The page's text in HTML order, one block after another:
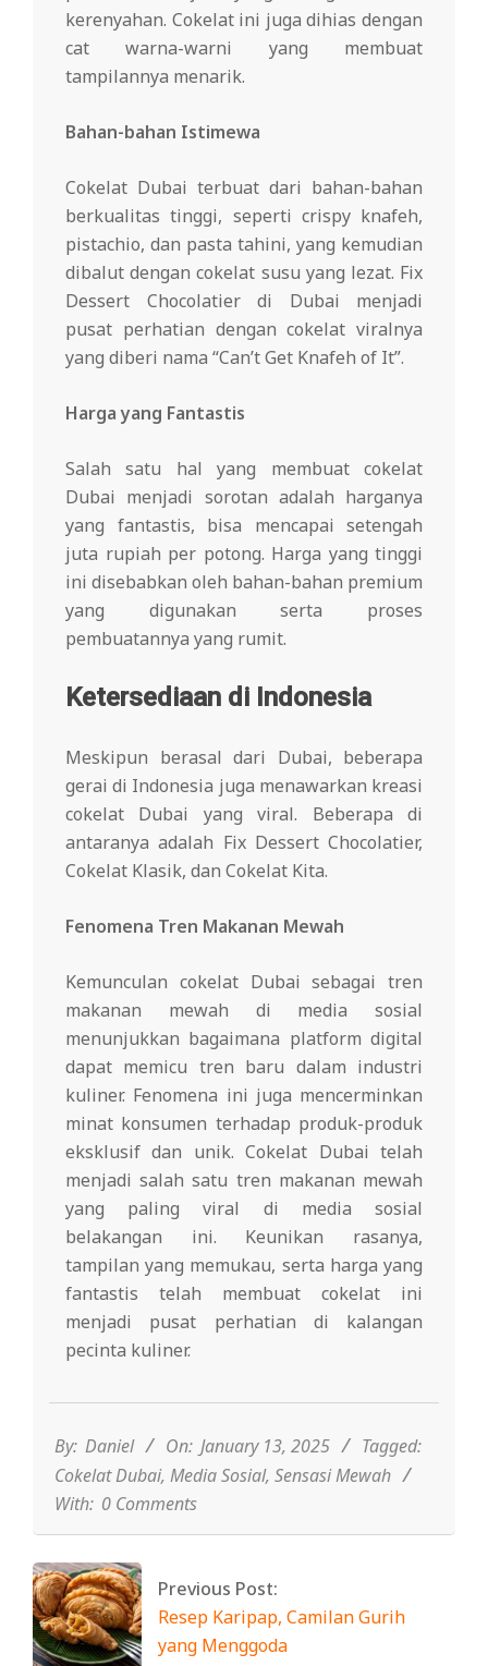
kerenyahan. Cokelat ini juga dihias dengan
cat warna-warni yang membuat
tampilannya menarik.
Bahan-bahan Istimewa
Cokelat Dubai terbuat dari bahan-bahan
berkualitas tinggi, seperti crispy knafeh,
pistachio, dan pasta tahini, yang kemudian
dibalut dengan cokelat susu yang lezat. Fix
Dessert Chocolatier di Dubai menjadi
pusat perhatian dengan cokelat viralnya
yang diberi nama “Can’t Get Knafeh of It”.
Harga yang Fantastis
Salah satu hal yang membuat cokelat
Dubai menjadi sorotan adalah harganya
yang fantastis, bisa mencapai setengah
juta rupiah per potong. Harga yang tinggi
ini disebabkan oleh bahan-bahan premium
yang digunakan serta proses
pembuatannya yang rumit.
Ketersediaan di Indonesia
Meskipun berasal dari Dubai, beberapa
gerai di Indonesia juga menawarkan kreasi
cokelat Dubai yang viral. Beberapa di
antaranya adalah Fix Dessert Chocolatier,
Cokelat Klasik, dan Cokelat Kita.
Fenomena Tren Makanan Mewah
Kemunculan cokelat Dubai sebagai tren
makanan mewah di media sosial
menunjukkan bagaimana platform digital
dapat memicu tren baru dalam industri
kuliner. Fenomena ini juga mencerminkan
minat konsumen terhadap produk-produk
eksklusif dan unik.Cokelat Dubai telah
menjadi salah satu tren makanan mewah
yang paling viral di media sosial
belakangan ini. Keunikan rasanya,
tampilan yang memukau, serta harga yang
fantastis telah membuat cokelat ini
menjadi pusat perhatian di kalangan
pecinta kuliner.
13
By: Daniel On: January 13, 2025
Tagged:
Cokelat Dubai, Media Sosial, Sensasi Mewah
With: 0 Comments
Previous Post:
Resep Karipap, Camilan Gurih
yang Menggoda